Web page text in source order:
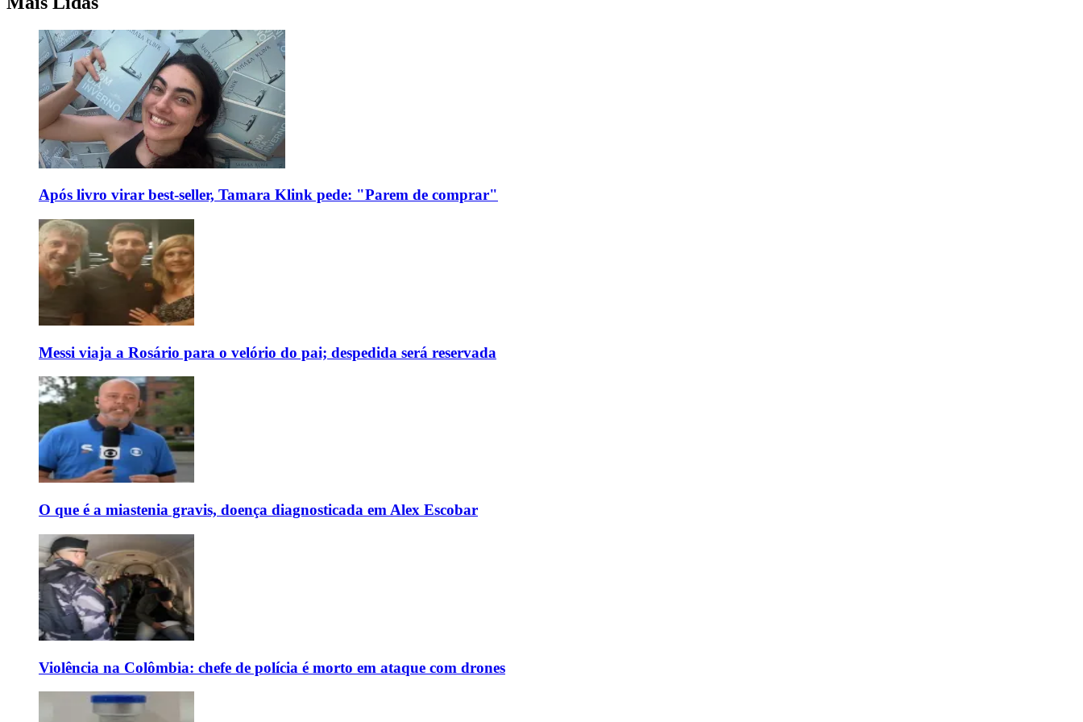
Após livro virar best-seller, Tamara Klink pede: "Parem de comprar"
Messi viaja a Rosário para o velório do pai; despedida será reservada
O que é a miastenia gravis, doença diagnosticada em Alex Escobar
Violência na Colômbia: chefe de polícia é morto em ataque com drones